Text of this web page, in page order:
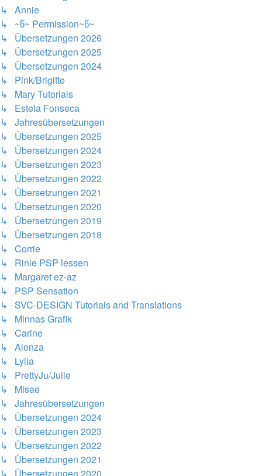
↳ Annie
↳ ~წ~ Permission~წ~
↳ Übersetzungen 2026
↳ Übersetzungen 2025
↳ Übersetzungen 2024
↳ Pink/Brigitte
↳ Mary Tutorials
↳ Estela Fonseca
↳ Jahresübersetzungen
↳ Übersetzungen 2025
↳ Übersetzungen 2024
↳ Übersetzungen 2023
↳ Übersetzungen 2022
↳ Übersetzungen 2021
↳ Übersetzungen 2020
↳ Übersetzungen 2019
↳ Übersetzungen 2018
↳ Corrie
↳ Rinie PSP lessen
↳ Margaret ez-az
↳ PSP Sensation
↳ SVC-DESIGN Tutorials and Translations
↳ Minnas Grafik
↳ Carine
↳ Alenza
↳ Lylia
↳ PrettyJu/Julie
↳ Misae
↳ Jahresübersetzungen
↳ Übersetzungen 2024
↳ Übersetzungen 2023
↳ Übersetzungen 2022
↳ Übersetzungen 2021